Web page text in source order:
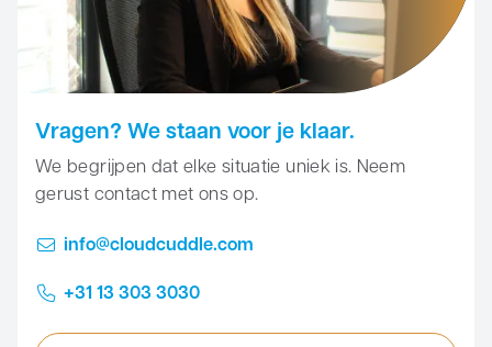
instructievideo
CloudCuddle Maxx –Bekijk hier de
instructievideo
Vragen? We staan voor je klaar.
We begrijpen dat elke situatie uniek is. Neem
gerust contact met ons op.
info@cloudcuddle.com
+31 13 303 3030